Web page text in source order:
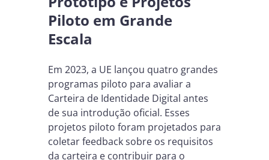
Piloto em Grande
Escala
Em 2023, a UE lançou quatro grandes
programas piloto para avaliar a
Carteira de Identidade Digital antes
de sua introdução oficial. Esses
projetos piloto foram projetados para
coletar feedback sobre os requisitos
da carteira e contribuir para o